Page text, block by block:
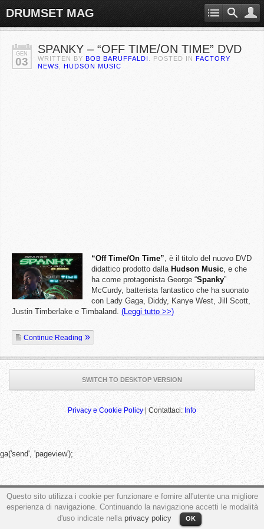
DRUMSET MAG
GEN
03
SPANKY – “OFF TIME/ON TIME” DVD
WRITTEN BY BOB BARUFFALDI . POSTED IN FACTORY
NEWS
HUDSON MUSIC
“Off Time/On Time”, è il titolo del nuovo DVD
didattico prodotto dalla Hudson Music, e che
ha come protagonista George “Spanky”
McCurdy, batterista fantastico che ha suonato
con Lady Gaga, Diddy, Kanye West, Jill Scott,
Justin Timberlake e Timbaland. (Leggi tutto >>)
Continue Reading
SWITCH TO DESKTOP VERSION
Privacy e Cookie Policy | Contattaci: Info
Questo sito utilizza i cookie per funzionare e fornire all'utente una migliore
esperienza di navigazione. Continuando la navigazione accetti le modalità
d'uso indicate nella privacy policy OK
ga('send', 'pageview');